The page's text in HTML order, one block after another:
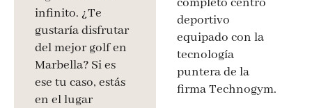
deportivo
equipado con la
tecnología
puntera de la
firma Technogym.
infinito. ¿Te
gustaría disfrutar
del mejor golf en
Marbella? Si es
ese tu caso, estás
en el lugar